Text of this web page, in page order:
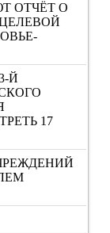
ОТЧЁТ О
Й
17